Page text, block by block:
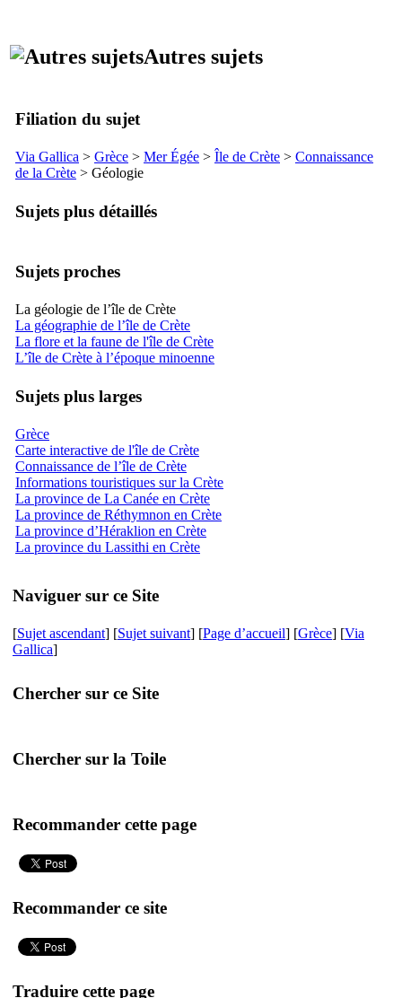
Autres sujets
Filiation du sujet
Via Gallica > Grèce > Mer Égée > Île de Crète > Connaissance
de la Crète > Géologie
Sujets plus détaillés
Sujets proches
La géologie de l’île de Crète
La géographie de l’île de Crète
La flore et la faune de l'île de Crète
L’île de Crète à l’époque minoenne
Sujets plus larges
Grèce
Carte interactive de l'île de Crète
Connaissance de l’île de Crète
Informations touristiques sur la Crète
La province de La Canée en Crète
La province de Réthymnon en Crète
La province d’Héraklion en Crète
La province du Lassithi en Crète
Naviguer sur ce Site
[Sujet ascendant] [Sujet suivant] [Page d’accueil] [Grèce] [Via
Gallica]
Chercher sur ce Site
Chercher sur la Toile
Recommander cette page
Recommander ce site
Traduire cette page